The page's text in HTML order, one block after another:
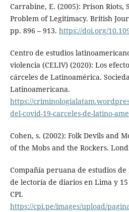
Carrabine, E. (2005): Prison Riots,
Problem of Legitimacy. British
pp. 896 – 913. https://doi.org/
Centro de estudios
violencia (CELIV) (2020): Los
cárceles de Latinoamérica.
Latinoamericana.
https://
del-covid-19-carceles-de-latino-
Cohen, s. (2002): Folk Devils and
of the Mobs and the Rockers.
Compañía peruana de estudios
de lectoría de diarios en Lima y
CPI.
https://cpi.pe/images/upload/